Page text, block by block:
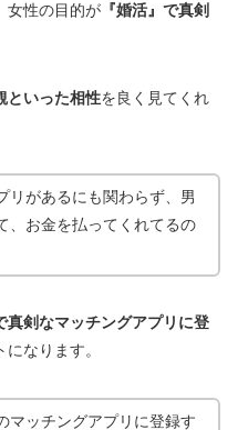
女性の目的が 『婚活』で真剣
といった相性を良く見てくれ
リがあるにも関わらず、男
、お金を払ってくれてるの
真剣なマッチングアプリに登
なります。
マッチングアプリに登録す